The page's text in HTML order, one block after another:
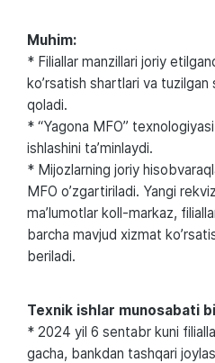
Muhim:
* Filiallar manzillari joriy
koʼrsatish shartlari va tuzilgan
qoladi.
* “Yagona MFO”
ishlashini taʼminlaydi.
* Mijozlarning joriy
MFO oʼzgartiriladi. Yangi
maʼlumotlar koll-markaz,
barcha mavjud xizmat
beriladi.
Texnik ishlar munosabati
* 2024 yil 6 sentabr kuni
gacha, bankdan tashqari